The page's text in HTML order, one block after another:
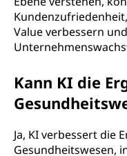
Value verbessern
Kann KI die
Ja, KI verbessert die
Gesundheitswesen,